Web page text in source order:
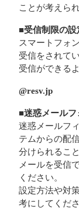
ことが考えら
■受信制限の
スマートフォ
受信をされて
受信ができる
@resv.jp
■迷惑メール
迷惑メールフ
テムからの配
分けられるこ
メールを受信
ください。
設定方法や対
考にしてくださ